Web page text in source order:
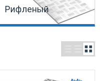
Рифленый